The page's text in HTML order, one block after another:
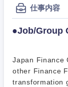
仕事内容
●Job/Group
Japan Finance
other Finance
transformation